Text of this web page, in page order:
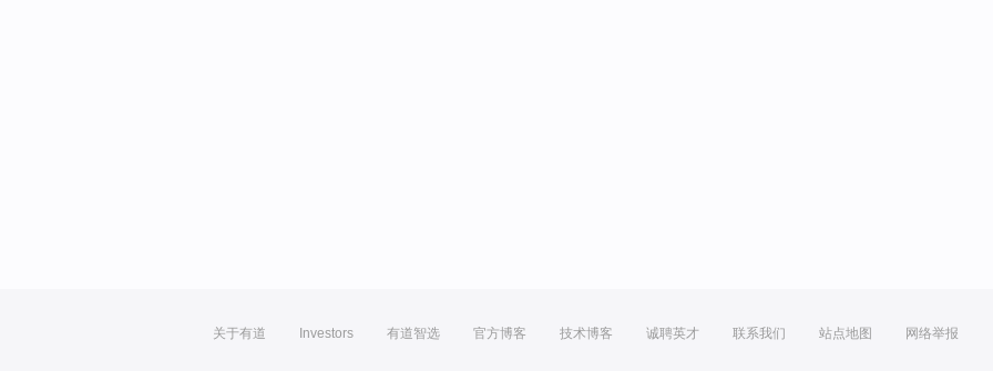
关于有道 Investors 有道智选 官方博客 技术博客 诚聘英才 联系我们 站点地图 网络举报